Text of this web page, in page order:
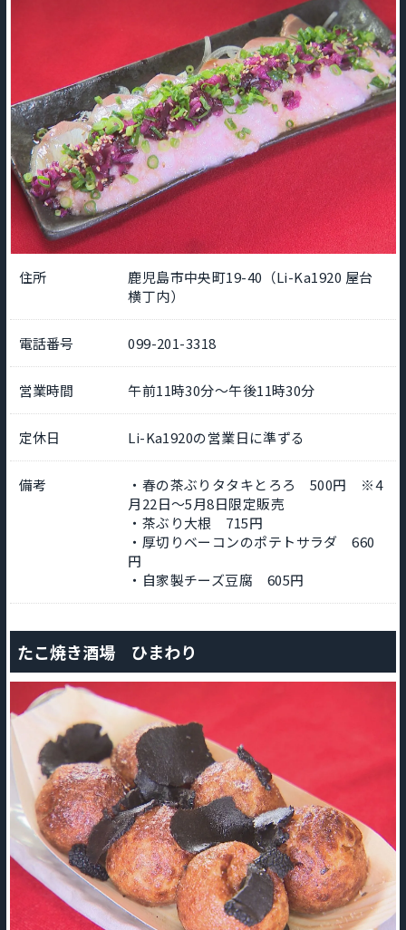
住所
鹿児島市中央町19-40（Li-Ka1920 屋台
横丁内）
電話番号 099-201-3318
営業時間 午前11時30分～午後11時30分
定休日 Li-Ka1920の営業日に準ずる
備考
・春の茶ぶりタタキとろろ 500円 ※4
月22日～5月8日限定販売
・茶ぶり大根 715円
・厚切りベーコンのポテトサラダ 660
円
・自家製チーズ豆腐 605円
たこ焼き酒場 ひまわり